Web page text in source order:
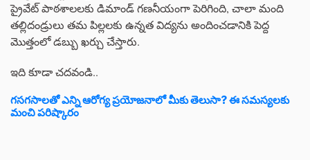
ప్రైవేట్ పాఠశాలలకు డిమాండ్ గణనీయంగా పెరిగింది, చాలా మంది
తల్లిదండ్రులు తమ పిల్లలకు ఉన్నత విద్యను అందించడానికి పెద్ద
మొత్తంలో డబ్బు ఖర్చు చేస్తారు.
ఇది కూడా చదవండి..
గసగసాలతో ఎన్ని ఆరోగ్య ప్రయోజనాలో మీకు తెలుసా? ఈ సమస్యలకు
మంచి పరిష్కారం